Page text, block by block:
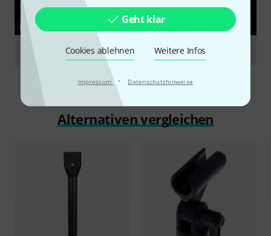
Geht klar
Cookies ablehnen Weitere Infos
Impressum · Datenschutzhinweise
RATGEBER
Podcasting
Alternativen vergleichen